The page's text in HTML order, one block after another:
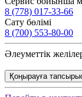
8 (778) 017-33-66
Сату бөлімі
8 (700) 553-80-00
Әлеуметтік
Қоңырауға